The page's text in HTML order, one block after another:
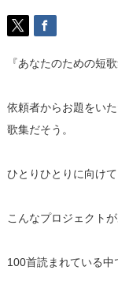
『あなたのための短
依頼者からお題をい
歌集だそう。
ひとりひとりに向け
こんなプロジェクト
100首読まれている中